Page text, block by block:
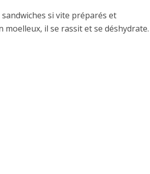
si vite préparés et
moelleux, il se rassit et se déshydrate.